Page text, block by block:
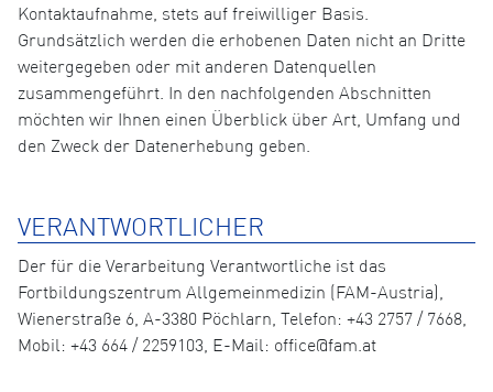
Kontaktaufnahme, stets auf freiwilliger Basis.
Grundsätzlich werden die erhobenen Daten nicht an Dritte
weitergegeben oder mit anderen Datenquellen
zusammengeführt. In den nachfolgenden Abschnitten
möchten wir Ihnen einen Überblick über Art, Umfang und
den Zweck der Datenerhebung geben.
VERANTWORTLICHER
Der für die Verarbeitung Verantwortliche ist das
Fortbildungszentrum Allgemeinmedizin (FAM-Austria),
Wienerstraße 6, A-3380 Pöchlarn, Telefon: +43 2757 / 7668,
Mobil: +43 664 / 2259103, E-Mail: office@fam.at